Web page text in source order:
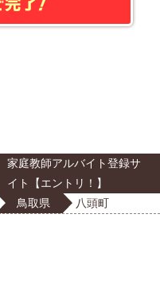
家庭教師アルバイト登録サ
イト【エントリ！】
鳥取県
八頭町